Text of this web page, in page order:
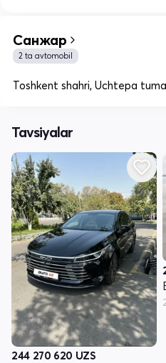
Санжар
2 ta avtomobil
Toshkent shahri, Uchtepa
Tavsiyalar
244 270 620 UZS